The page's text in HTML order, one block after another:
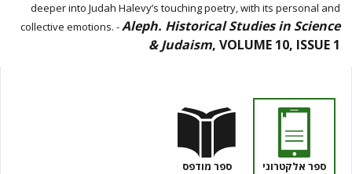
deeper into Judah Halevy’s touching poetry, with its personal and
collective emotions. -Aleph. Historical Studies in Science
& Judaism, VOLUME 10, ISSUE 1
ספר אלקטרוני ספר מודפס